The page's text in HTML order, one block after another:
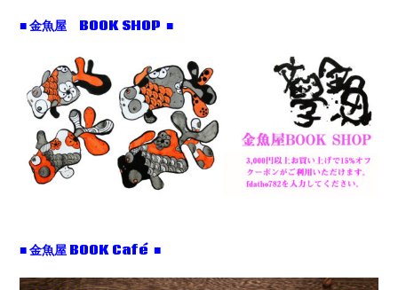
■ 金魚屋 BOOK SHOP ■
■ 金魚屋 BOOK Café ■